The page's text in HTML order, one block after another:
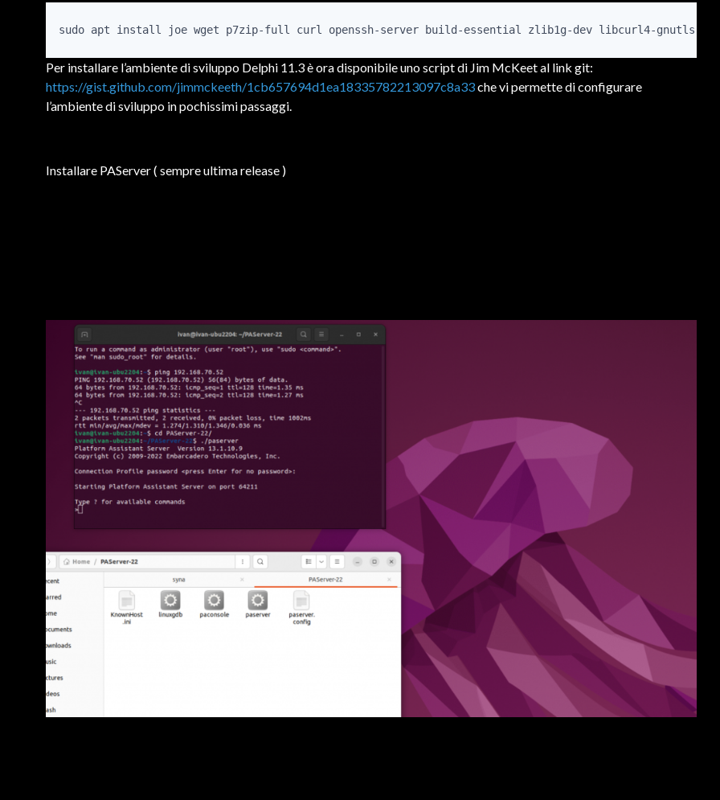
sudo apt install joe wget p7zip-full curl openssh-server build-essential zlib1g-dev libcurl4-gnutls-dev
Per installare l’ambiente di sviluppo Delphi 11.3 è ora disponibile uno script di Jim McKeet al link git:
https://gist.github.com/jimmckeeth/1cb657694d1ea18335782213097c8a33che vi permette di configurare
l’ambiente di sviluppo in pochissimi passaggi.
Installare PAServer ( sempre ultima release )